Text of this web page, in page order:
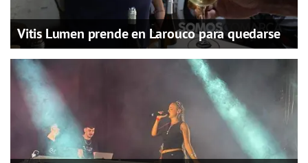
Vitis Lumen prende en Larouco para quedarse